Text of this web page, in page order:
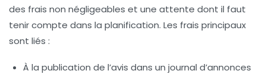
des frais non négligeables et une attente dont il faut
tenir compte dans la planification. Les frais principaux
sont liés :
À la publication de l’avis dans un journal d’annonces